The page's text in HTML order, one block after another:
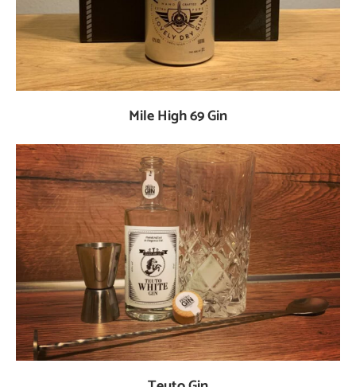
Mile High 69 Gin